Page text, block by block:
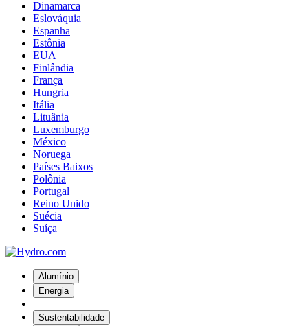
Dinamarca
Eslováquia
Espanha
Estônia
EUA
Finlândia
França
Hungria
Itália
Lituânia
Luxemburgo
México
Noruega
Países Baixos
Polônia
Portugal
Reino Unido
Suécia
Suíça
Alumínio
Energia
Sustentabilidade